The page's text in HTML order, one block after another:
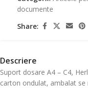
documente
Share:
Descriere
Suport dosare A4 – C4,
carton ondulat, ambalat